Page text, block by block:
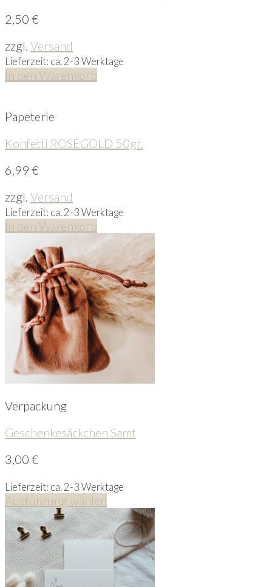
2,50 €
zzgl. Versand
Lieferzeit: ca. 2-3 Werktage
In den Warenkorb
Papeterie
Konfetti ROSÉGOLD 50gr.
6,99 €
zzgl. Versand
Lieferzeit: ca. 2-3 Werktage
In den Warenkorb
Verpackung
Geschenkesäckchen Samt
3,00 €
Lieferzeit: ca. 2-3 Werktage
Ausführung wählen